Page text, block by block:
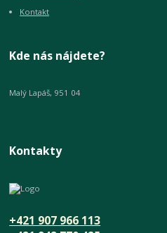
Kontakt
Kde nás nájdete?
Malý Lapáš, 951 04
Kontakty
+421 907 966 113